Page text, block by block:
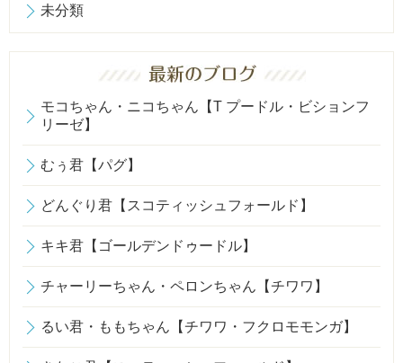
未分類
モコちゃん・ニコちゃん【T プードル・ビションフ
リーゼ】
むぅ君【パグ】
どんぐり君【スコティッシュフォールド】
キキ君【ゴールデンドゥードル】
チャーリーちゃん・ペロンちゃん【チワワ】
るい君・ももちゃん【チワワ・フクロモモンガ】